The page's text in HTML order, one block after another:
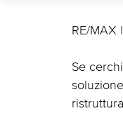
RE/MAX
Se